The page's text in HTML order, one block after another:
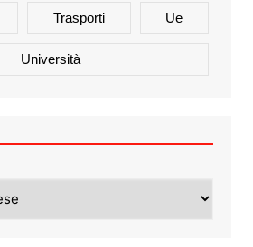
Trasporti Ue
Università